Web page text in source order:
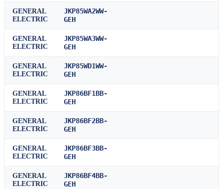
GENERAL
ELECTRIC
JKP85WA2WW-
GEH
GENERAL
ELECTRIC
JKP85WA3WW-
GEH
GENERAL
ELECTRIC
JKP85WD1WW-
GEH
GENERAL
ELECTRIC
JKP86BF1BB-
GEH
GENERAL
ELECTRIC
JKP86BF2BB-
GEH
GENERAL
ELECTRIC
JKP86BF3BB-
GEH
GENERAL
ELECTRIC
JKP86BF4BB-
GEH